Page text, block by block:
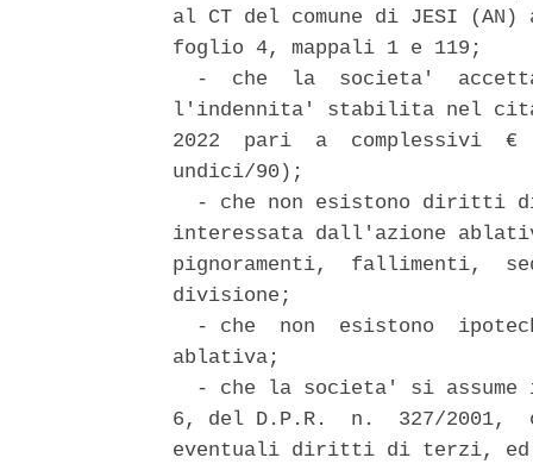
al CT del comune di JESI
foglio 4, mappali 1 e 119;
-  che  la  societa'
l'indennita' stabilita nel
2022  pari  a  complessivi
undici/90);
- che non esistono diritti
interessata dall'azione
pignoramenti,  fallimenti,
divisione;
- che  non  esistono
ablativa;
- che la societa' si assume
6, del D.P.R.  n.  327/2001,
eventuali diritti di terzi, ed